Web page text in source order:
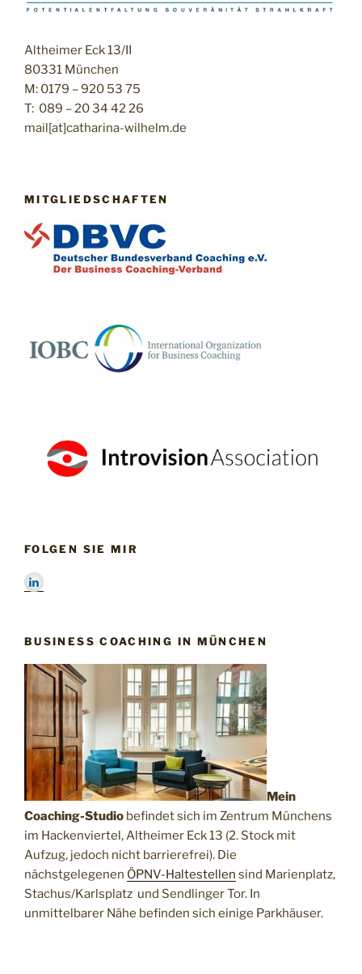
Altheimer Eck 13/II
80331 München
M: 0179 – 920 53 75
T: 089 – 20 34 42 26
mail[at]catharina-wilhelm.de
MITGLIEDSCHAFTEN
FOLGEN SIE MIR
BUSINESS COACHING IN MÜNCHEN
Mein
Coaching-Studio befindet sich im Zentrum Münchens
im Hackenviertel, Altheimer Eck 13 (2. Stock mit
Aufzug, jedoch nicht barrierefrei). Die
nächstgelegenen ÖPNV-Haltestellen sind Marienplatz,
Stachus/Karlsplatz und Sendlinger Tor. In
unmittelbarer Nähe befinden sich einige Parkhäuser.